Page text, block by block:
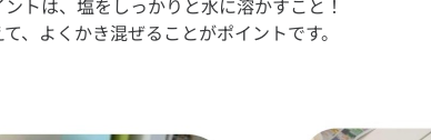
トは、塩をしっかりと水に溶かすこと！